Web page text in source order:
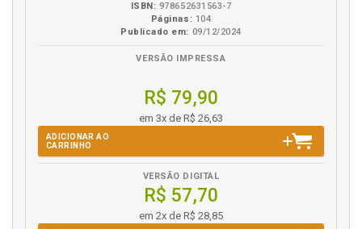
ISBN: 978652631563-7
Páginas: 104
Publicado em: 09/12/2024
VERSÃO IMPRESSA
R$ 79,90
em 3x de R$ 26,63
ADICIONAR AO
CARRINHO
VERSÃO DIGITAL
R$ 57,70
em 2x de R$ 28,85